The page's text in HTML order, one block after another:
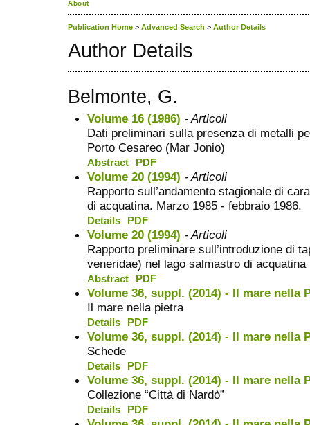
About
Publication Home > Advanced Search > Author Details
Author Details
Belmonte, G.
Volume 16 (1986) - Articoli
Dati preliminari sulla presenza di metalli
Porto Cesareo (Mar Jonio)
Abstract PDF
Volume 20 (1994) - Articoli
Rapporto sull’andamento stagionale di
di acquatina. Marzo 1985 - febbraio 1986.
Details PDF
Volume 20 (1994) - Articoli
Rapporto preliminare sull’introduzione di
veneridae) nel lago salmastro di
Abstract PDF
Volume 36, suppl. (2014) - Il mare nella
Il mare nella pietra
Details PDF
Volume 36, suppl. (2014) - Il mare nella
Schede
Details PDF
Volume 36, suppl. (2014) - Il mare nella
Collezione “Città di Nardò”
Details PDF